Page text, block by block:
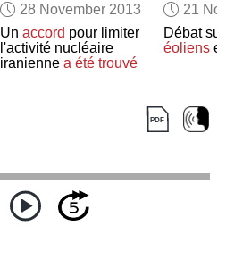
28 November 2013
Un accord pour limiter
l'activité nucléaire
iranienne a été trouvé
21
Débat
éoliens